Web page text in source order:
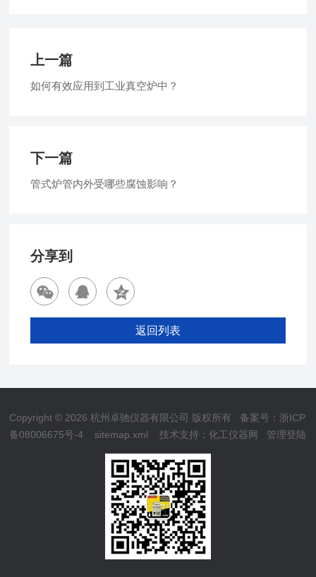
上一篇
如何有效应用到工业真空炉中？
下一篇
管式炉管内外受哪些腐蚀影响？
分享到
返回列表
Copyright © 2026 杭州卓驰仪器有限公司 版权所有 备案号：浙ICP
备08006675号-4
sitemap.xml 技术支持：化工仪器网 管理登陆